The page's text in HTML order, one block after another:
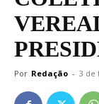
Por Redação - 3 de